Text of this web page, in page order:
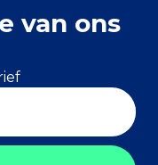
van ons